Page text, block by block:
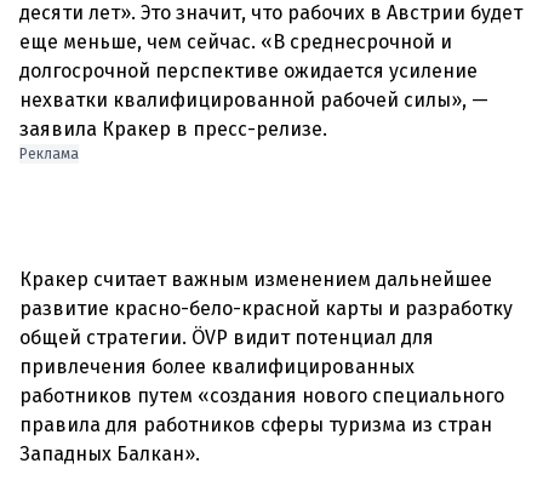
десяти лет». Это значит, что рабочих в Австрии будет
еще меньше, чем сейчас. «В среднесрочной и
долгосрочной перспективе ожидается усиление
нехватки квалифицированной рабочей силы», —
Реклама
Кракер считает важным изменением дальнейшее
развитие красно-бело-красной карты и разработку
общей стратегии. ÖVP видит потенциал для
привлечения более квалифицированных
работников путем «создания нового специального
правила для работников сферы туризма из стран
Западных Балкан».